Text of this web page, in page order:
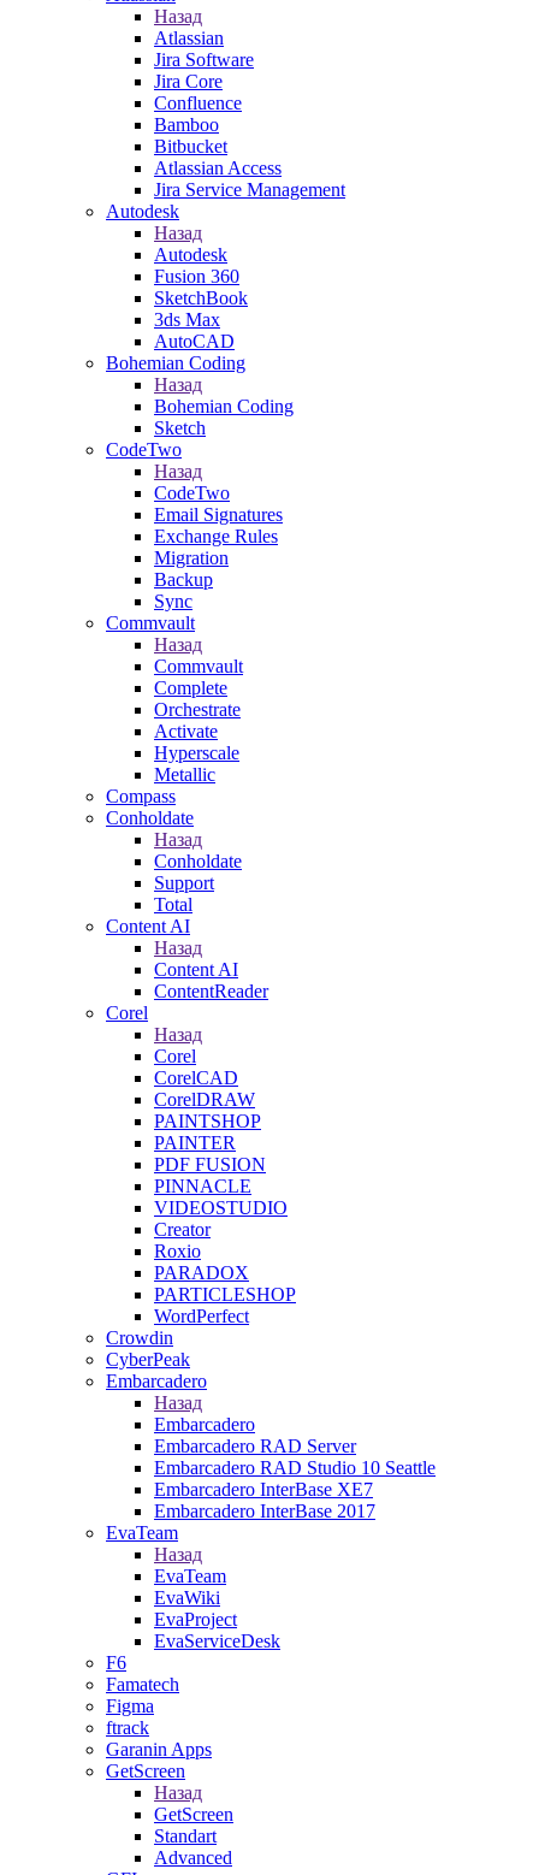
Назад
Atlassian
Jira Software
Jira Core
Confluence
Bamboo
Bitbucket
Atlassian Access
Jira Service Management
Autodesk
Назад
Autodesk
Fusion 360
SketchBook
3ds Max
AutoCAD
Bohemian Coding
Назад
Bohemian Coding
Sketch
CodeTwo
Назад
CodeTwo
Email Signatures
Exchange Rules
Migration
Backup
Sync
Commvault
Назад
Commvault
Complete
Orchestrate
Activate
Hyperscale
Metallic
Compass
Conholdate
Назад
Conholdate
Support
Total
Content AI
Назад
Content AI
ContentReader
Corel
Назад
Corel
CorelCAD
CorelDRAW
PAINTSHOP
PAINTER
PDF FUSION
PINNACLE
VIDEOSTUDIO
Creator
Roxio
PARADOX
PARTICLESHOP
WordPerfect
Crowdin
CyberPeak
Embarcadero
Назад
Embarcadero
Embarcadero RAD Server
Embarcadero RAD Studio 10 Seattle
Embarcadero InterBase XE7
Embarcadero InterBase 2017
EvaTeam
Назад
EvaTeam
EvaWiki
EvaProject
EvaServiceDesk
F6
Famatech
Figma
ftrack
Garanin Apps
GetScreen
Назад
GetScreen
Standart
Advanced